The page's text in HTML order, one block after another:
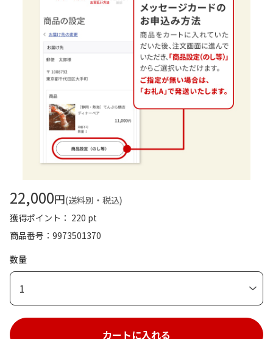
22,000円(送料別・税込)
獲得ポイント： 220 pt
商品番号
9973501370
数量
1